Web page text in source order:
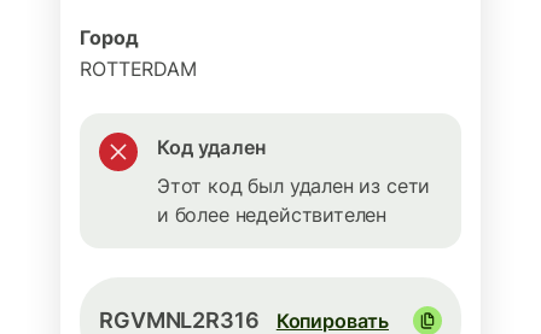
Город
ROTTERDAM
Код удален
Этот код был удален из сети
и более недействителен
RGVMNL2R316 Копировать